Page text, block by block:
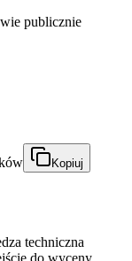
publicznie
Kopiuj
techniczna